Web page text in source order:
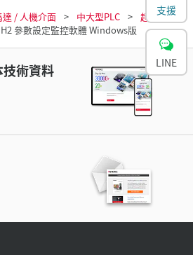
達 / 人機介面 中大型PLC
超小型組
參數設定監控軟體 Windows版
術資料
支援
LINE